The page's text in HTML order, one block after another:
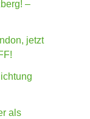
–
jetzt
als